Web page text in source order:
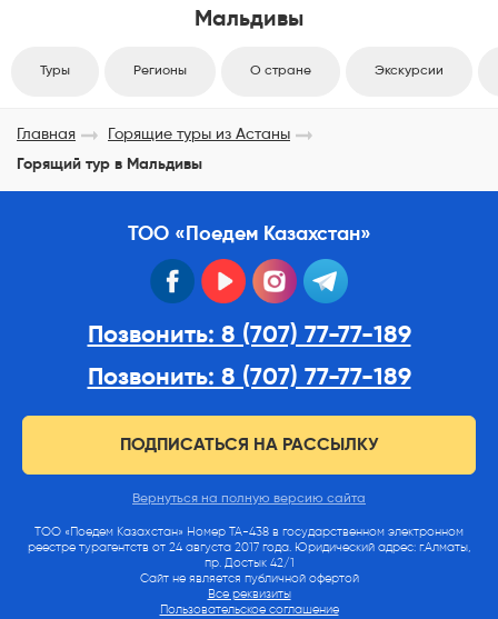
Мальдивы
Туры Регионы О стране Экскурсии
Главная
Горящие туры из Астаны
Горящий тур в Мальдивы
ТОО «Поедем Казахстан»
facebook youtube instagram
Позвонить: 8 (707) 77-77-189
Позвонить: 8 (707) 77-77-189
ПОДПИСАТЬСЯ НА РАССЫЛКУ
Вернуться на полную версию сайта
ТОО «Поедем Казахстан» Номер ТА-438 в государственном электронном
реестре турагентств от 24 августа 2017 года. Юридический адрес: г.Алматы,
пр. Достык 42/1
Сайт не является публичной офертой
Все реквизиты
Пользовательское соглашение